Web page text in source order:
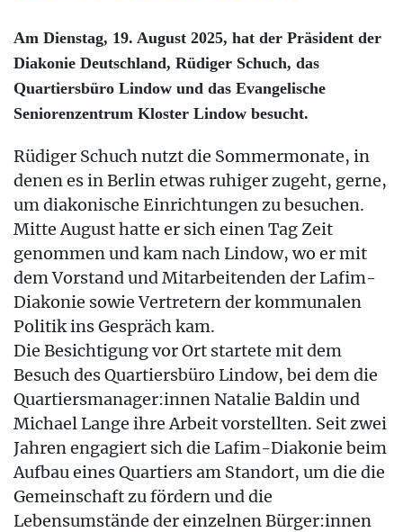
Am Dienstag, 19. August 2025, hat der Präsident der
Diakonie Deutschland, Rüdiger Schuch, das
Quartiersbüro Lindow und das Evangelische
Seniorenzentrum Kloster Lindow besucht.
Rüdiger Schuch nutzt die Sommermonate, in
denen es in Berlin etwas ruhiger zugeht, gerne,
um diakonische Einrichtungen zu besuchen.
Mitte August hatte er sich einen Tag Zeit
genommen und kam nach Lindow, wo er mit
dem Vorstand und Mitarbeitenden der Lafim-
Diakonie sowie Vertretern der kommunalen
Politik ins Gespräch kam.
Die Besichtigung vor Ort startete mit dem
Besuch des Quartiersbüro Lindow, bei dem die
Quartiersmanager:innen Natalie Baldin und
Michael Lange ihre Arbeit vorstellten. Seit zwei
Jahren engagiert sich die Lafim-Diakonie beim
Aufbau eines Quartiers am Standort, um die die
Gemeinschaft zu fördern und die
Lebensumstände der einzelnen Bürger:innen